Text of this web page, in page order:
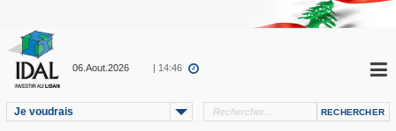
06.Aout.2026 | 14:46
Je voudrais